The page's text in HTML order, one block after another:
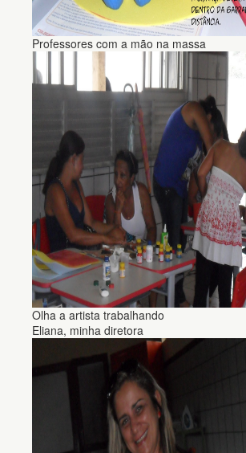
Professores com a mão na massa
Olha a artista trabalhando
Eliana, minha diretora